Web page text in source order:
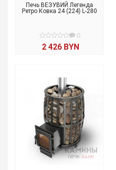
Печь ВЕЗУВИЙ Легенда
Ретро Ковка 24 (224) L-280
0
2 426 BYN